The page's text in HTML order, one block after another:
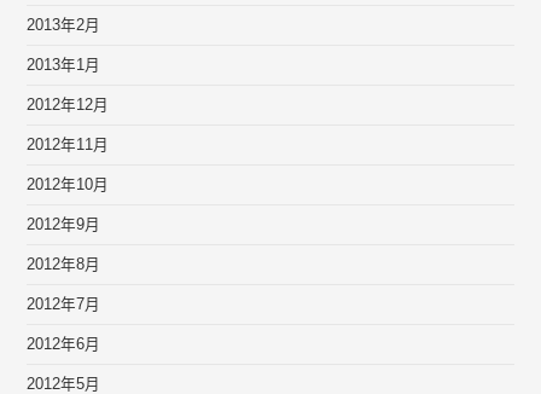
2013年2月
2013年1月
2012年12月
2012年11月
2012年10月
2012年9月
2012年8月
2012年7月
2012年6月
2012年5月